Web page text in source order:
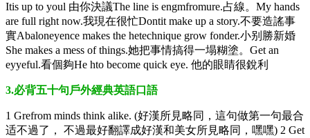
Itis up to youl 由你決議The line is engmfromure.占線。My hands
are full right now.我現在很忙Dontit make up a story.不要造謠事
實Abaloneyence makes the hetechnique grow fonder.小别勝新婚
She makes a mess of things.她把事情搞得一塌糊塗。Get an
eyyeful.看個夠He hto become quick eye. 他的眼睛很銳利
3.必背五十句戶外經典英語口語
1 Grefrom minds think alike. (好漢所見略同，這句做第一句最合
适不過了， 不過最好翻譯成好漢和美女所見略同，嘿嘿) 2 Get